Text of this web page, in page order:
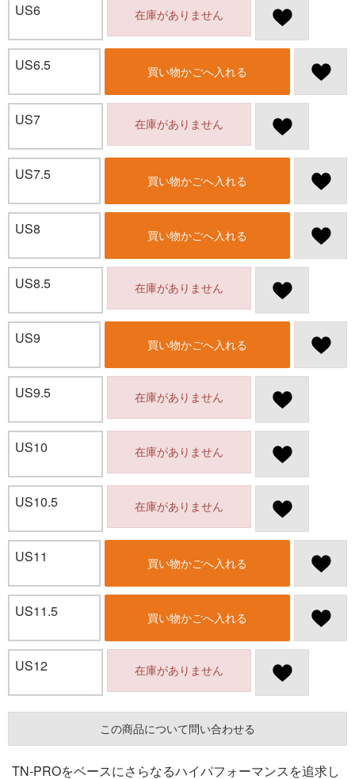
US6 在庫がありません
US6.5 買い物かごへ入れる
US7 在庫がありません
US7.5 買い物かごへ入れる
US8 買い物かごへ入れる
US8.5 在庫がありません
US9 買い物かごへ入れる
US9.5 在庫がありません
US10 在庫がありません
US10.5 在庫がありません
US11 買い物かごへ入れる
US11.5 買い物かごへ入れる
US12 在庫がありません
この商品について問い合わせる
TN-PROをベースにさらなるハイパフォーマンスを追求し